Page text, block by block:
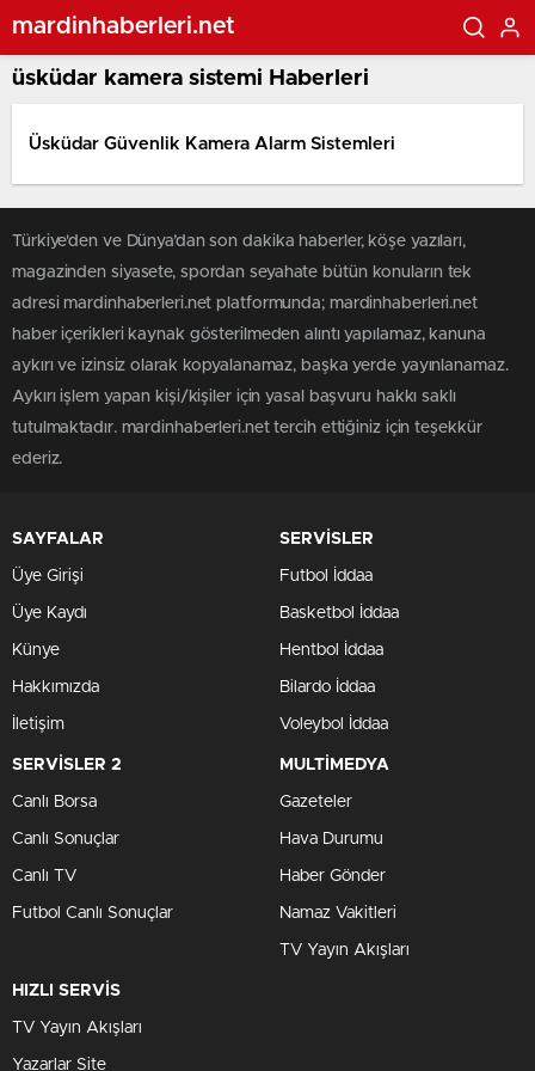
mardinhaberleri.net
üsküdar kamera sistemi Haberleri
Üsküdar Güvenlik Kamera Alarm Sistemleri
Türkiye'den ve Dünya’dan son dakika haberler, köşe yazıları,
magazinden siyasete, spordan seyahate bütün konuların tek
adresi mardinhaberleri.net platformunda; mardinhaberleri.net
haber içerikleri kaynak gösterilmeden alıntı yapılamaz, kanuna
aykırı ve izinsiz olarak kopyalanamaz, başka yerde yayınlanamaz.
Aykırı işlem yapan kişi/kişiler için yasal başvuru hakkı saklı
tutulmaktadır. mardinhaberleri.net tercih ettiğiniz için teşekkür
ederiz.
SAYFALAR
Üye Girişi
Üye Kaydı
Künye
Hakkımızda
İletişim
SERVİSLER
Futbol İddaa
Basketbol İddaa
Hentbol İddaa
Bilardo İddaa
Voleybol İddaa
SERVİSLER 2
Canlı Borsa
Canlı Sonuçlar
Canlı TV
Futbol Canlı Sonuçlar
MULTİMEDYA
Gazeteler
Hava Durumu
Haber Gönder
Namaz Vakitleri
TV Yayın Akışları
HIZLI SERVİS
TV Yayın Akışları
Yazarlar Site